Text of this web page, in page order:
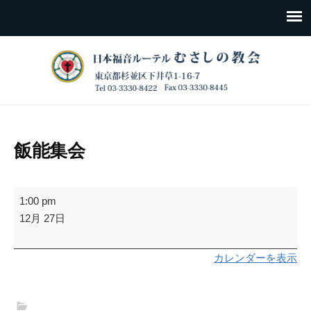
飯能集会
飯
能
会
1:00 pm
12月 27日
カレンダーを表示